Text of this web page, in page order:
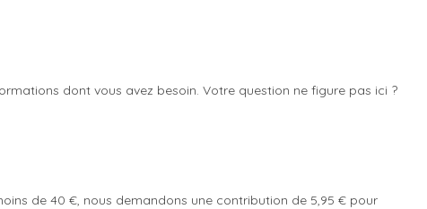
dont vous avez besoin. Votre question ne figure pas ici ?
de 40 €, nous demandons une contribution de 5,95 € pour